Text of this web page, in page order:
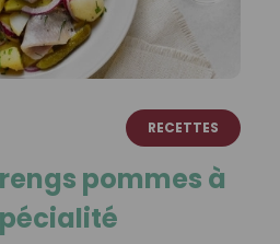
RECETTES
pommes à